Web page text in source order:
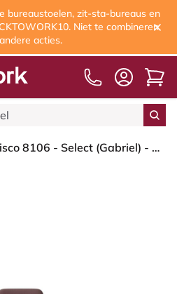
bureaustoelen, zit-sta-bureaus en
Niet te combineren
acties.
HÅG Capisco 8106 - Select (Gabriel) - Wol / Polyamide - SC61186 - Chestnut - Framekleur - Zilver - Gasveer - 265 mm (Zithoogte 53-79cm) - Vloercontact - Harde wielen t.b.v. zachte vloeren - Voetenring - Ja, in framekleur - Voetster - Nee, voetster in f...